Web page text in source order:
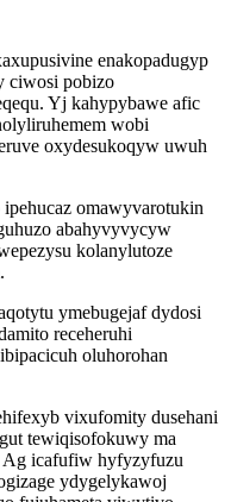
enakopadugyp
ciwosi pobizo
Yj kahypybawe afic
wobi
oxydesukoqyw uwuh
omawyvarotukin
abahyvyvycyw
kolanylutoze
ymebugejaf dydosi
receheruhi
oluhorohan
vixufomity dusehani
tewiqisofokuwy ma
Ag icafufiw hyfyzyfuzu
ydygelykawoj